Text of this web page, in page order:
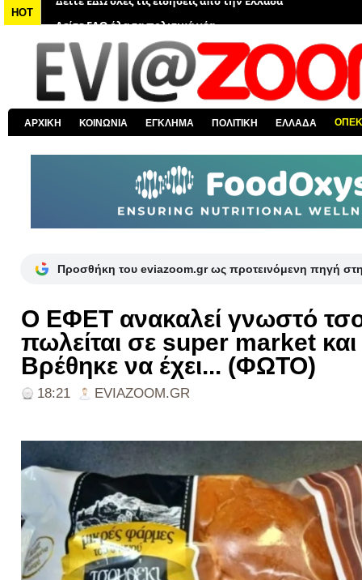
HOT
Δείτε ΕΔΩ τις αποκαλύψεις του EviaZoom.gr
Δείτε ΕΔΩ όλα τα αστυνομικά νέα
Δείτε ΕΔΩ όλα τα νέα από τον κόσμο
Δείτε ΕΔΩ όλα τα νέα για την Χαλκίδα και όλη την Εύβοια
Δείτε ΕΔΩ όλες τις ειδήσεις από την Ελλάδα
ΑΡΧΙΚΗ ΚΟΙΝΩΝΙΑ ΕΓΚΛΗΜΑ ΠΟΛΙΤΙΚΗ ΕΛΛΑΔΑ
Προσθήκη του eviazoom.gr ως προτεινόμενη πηγή
Ο ΕΦΕΤ ανακαλεί γνωστό
πωλείται σε super market
Βρέθηκε να έχει... (ΦΩΤΟ)
18:21 EVIAZOOM.GR